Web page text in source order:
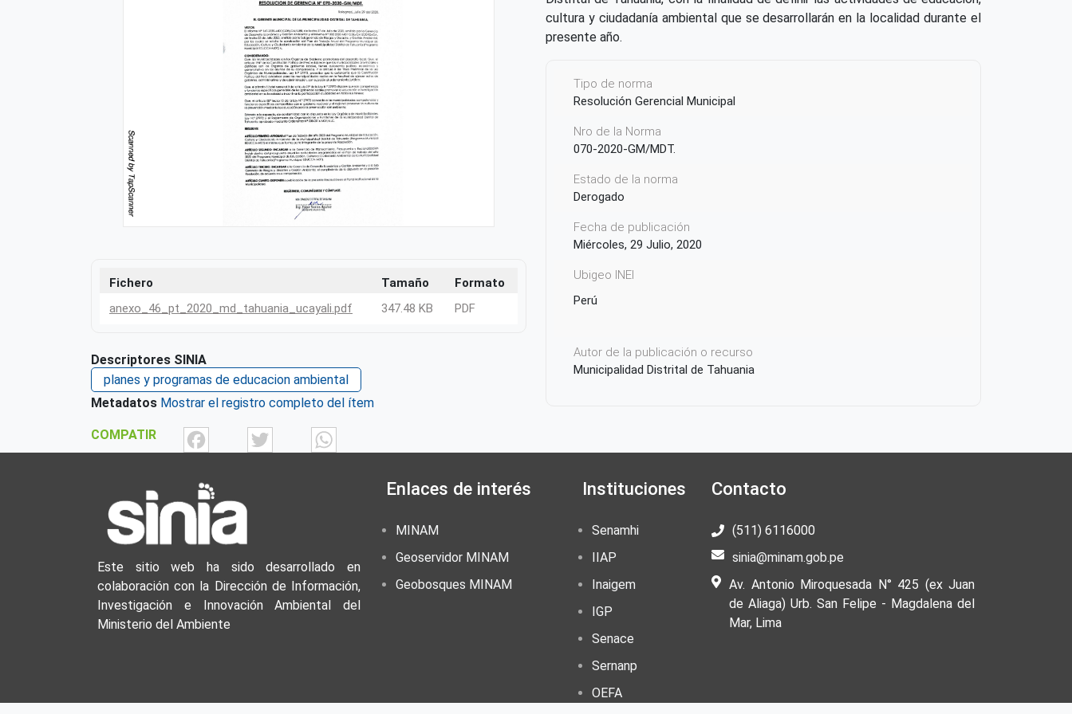
Fichero Tamaño
Formato
anexo_46_pt_2020_md_tahuania_ucayali.pdf
347.48 KB PDF
Descriptores SINIA
planes y programas de educacion ambiental
Metadatos Mostrar el registro completo del ítem
COMPATIR FacebookTwitter
cultura y ciudadanía ambiental que se desarrollarán en la localidad durante el
presente año.
Tipo de norma
Resolución Gerencial Municipal
Nro de la Norma
070-2020-GM/MDT.
Estado de la norma
Derogado
Fecha de publicación
Miércoles, 29 Julio, 2020
Ubigeo INEI
Perú
Autor de la publicación o recurso
Municipalidad Distrital de Tahuania
Este sitio web ha sido desarrollado en
colaboración con la Dirección de Información,
Investigación e Innovación Ambiental del
Ministerio del Ambiente
Enlaces de interés
MINAM
Geoservidor MINAM
Geobosques MINAM
Instituciones
Senamhi
IIAP
Inaigem
IGP
Senace
Sernanp
OEFA
Contacto
(511) 6116000
sinia@minam.gob.pe
Av. Antonio Miroquesada N° 425 (ex Juan
de Aliaga) Urb. San Felipe - Magdalena del
Mar, Lima